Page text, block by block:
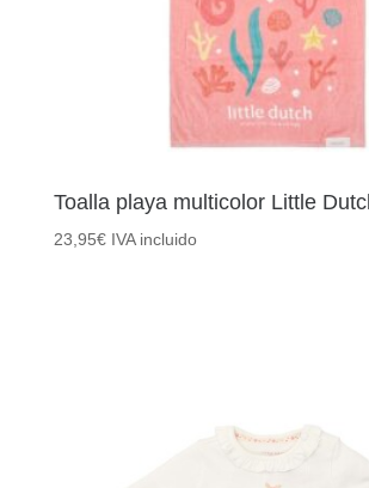
Toalla playa multicolor Little
23,95€ IVA incluido